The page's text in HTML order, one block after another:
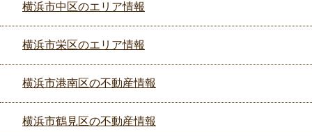
横浜市中区のエリア情報
横浜市栄区のエリア情報
横浜市港南区の不動産情報
横浜市鶴見区の不動産情報